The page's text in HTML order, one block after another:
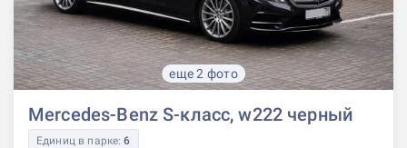
еще 2 фото
Mercedes-Benz S-класс, w222 черный
Единиц в парке:6